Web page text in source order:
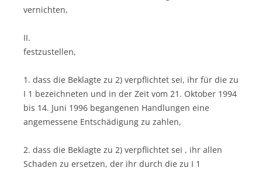
vernichten,
II.
festzustellen,
1. dass die Beklagte zu 2) verpflichtet sei, ihr für die zu
I 1 bezeichneten und in der Zeit vom 21. Oktober 1994
bis 14. Juni 1996 begangenen Handlungen eine
angemessene Entschädigung zu zahlen,
2. dass die Beklagte zu 2) verpflichtet sei , ihr allen
Schaden zu ersetzen, der ihr durch die zu I 1